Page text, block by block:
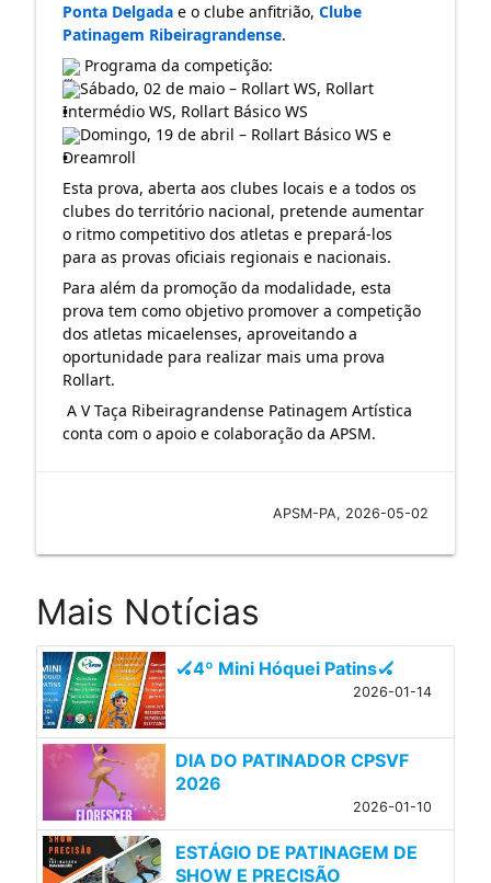
Ponta Delgada e o clube anfitrião, Clube
Patinagem Ribeiragrandense.
Programa da competição:
Sábado, 02 de maio – Rollart WS, Rollart
Intermédio WS, Rollart Básico WS
Domingo, 19 de abril – Rollart Básico WS e
Dreamroll
Esta prova, aberta aos clubes locais e a todos os
clubes do território nacional, pretende aumentar
o ritmo competitivo dos atletas e prepará-los
para as provas oficiais regionais e nacionais.
Para além da promoção da modalidade, esta
prova tem como objetivo promover a competição
dos atletas micaelenses, aproveitando a
oportunidade para realizar mais uma prova
Rollart.
conta com o apoio e colaboração da APSM.
APSM-PA, 2026-05-02
Mais Notícias
🏑4º Mini Hóquei Patins🏑
2026-01-14
DIA DO PATINADOR CPSVF
2026
2026-01-10
ESTÁGIO DE PATINAGEM DE
SHOW E PRECISÃO